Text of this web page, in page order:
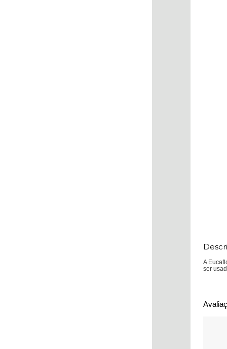
A
ser